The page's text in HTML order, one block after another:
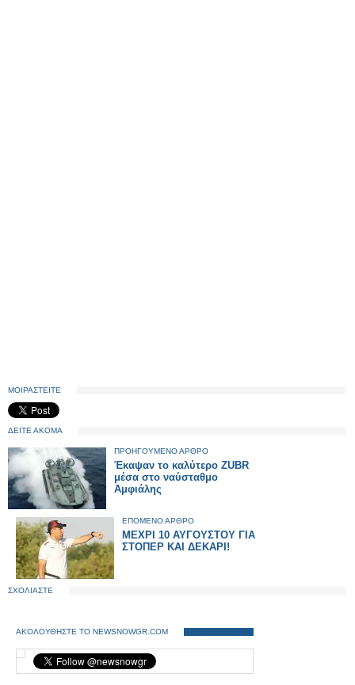
ΜΟΙΡΑΣΤΕΙΤΕ
ΔΕΙΤΕ ΑΚΟΜΑ
ΠΡΟΗΓΟΥΜΕΝΟ ΑΡΘΡΟ
Έκαψαν το καλύτερο ZUBR
μέσα στο ναύσταθμο
Αμφιάλης
ΕΠΟΜΕΝΟ ΑΡΘΡΟ
ΜΕΧΡΙ 10 ΑΥΓΟΥΣΤΟΥ ΓΙΑ
ΣΤΟΠΕΡ ΚΑΙ ΔΕΚΑΡΙ!
ΣΧΟΛΙΑΣΤΕ
ΑΚΟΛΟΥΘΗΣΤΕ ΤΟ NEWSNOWGR.COM